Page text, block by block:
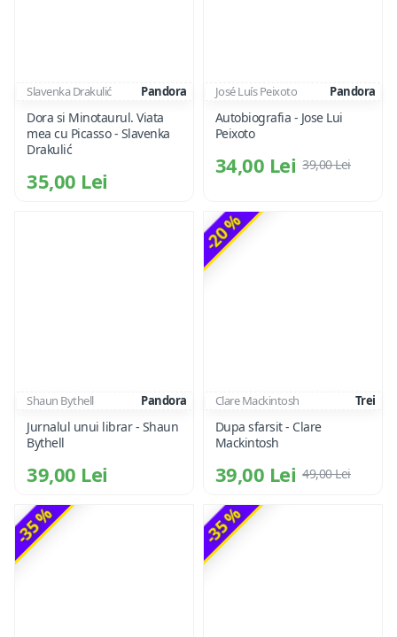
Slavenka Drakulić Pandora
Dora si Minotaurul. Viata
mea cu Picasso - Slavenka
Drakulić
35,00 Lei
José Luís Peixoto Pandora
Autobiografia - Jose Lui
Peixoto
34,00 Lei 39,00 Lei
Shaun Bythell Pandora
Jurnalul unui librar - Shaun
Bythell
39,00 Lei
-20 %
Clare Mackintosh Trei
Dupa sfarsit - Clare
Mackintosh
39,00 Lei 49,00 Lei
-35 % -35 %